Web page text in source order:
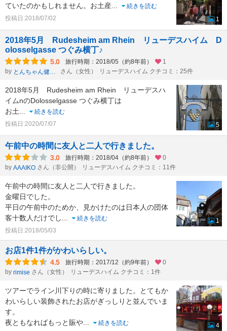
ていたのかもしれません。お土産...
続きを読む
投稿日:2018/07/02
1
2018年5月 Rudesheim am Rhein リューデスハイム D
olosselgasse つぐみ横丁♪
5.0 旅行時期：2018/05（約8年前）
1
by
とんちゃん健康一番 さん（女性） リューデスハイム クチコミ：25件
2018年5月 Rudesheim am Rhein リューデスハ
イムnのDolosselgasse つぐみ横丁は
お土...
続きを読む
投稿日:2020/07/07
5
午前中の時間に友人と二人で行きました。
3.0 旅行時期：2018/04（約8年前）
0
by AAAIKO さん（非公開） リューデスハイム クチコミ：11件
午前中の時間に友人と二人で行きました。
金曜日でした。
平日の午前中のためか、見かけたのは日本人の団体
客十数人だけでし...
続きを読む
投稿日:2018/05/03
1
お店1件1件がかわいらしい。
4.5 旅行時期：2017/12（約9年前）
0
by rimise さん（女性） リューデスハイム クチコミ：1件
ツアーでライン川下りの時に寄りました。とてもか
わいらしい装飾されたお店がぎっしりと並んでいま
す。
夜ともなればもっと賑や...
続きを読む
4